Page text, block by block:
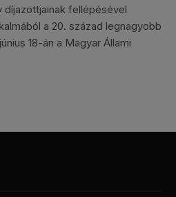
díjazottjainak fellépésével
a 20. század legnagyobb
18-án a Magyar Állami